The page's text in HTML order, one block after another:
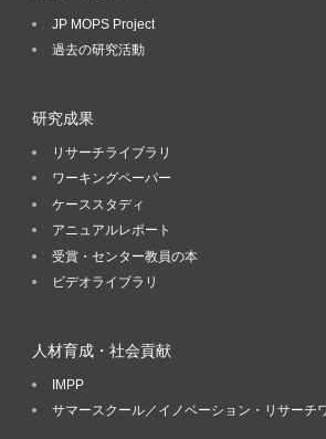
JP MOPS Project
過去の研究活動
研究成果
リサーチライブラリ
ワーキングペーパー
ケーススタディ
アニュアルレポート
受賞・センター教員の本
ビデオライブラリ
人材育成・社会貢献
IMPP
サマースクール／イノベーション・リサーチ